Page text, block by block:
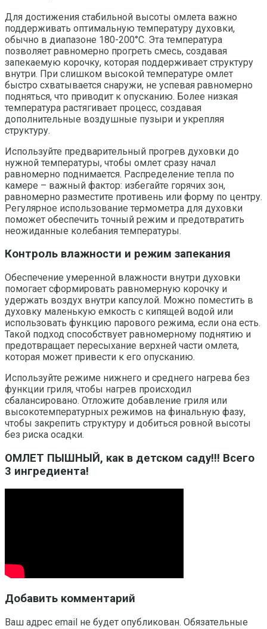
Для достижения стабильной высоты омлета важно
поддерживать оптимальную температуру духовки,
обычно в диапазоне 180-200°C. Эта температура
позволяет равномерно прогреть смесь, создавая
запекаемую корочку, которая поддерживает структуру
внутри. При слишком высокой температуре омлет
быстро схватывается снаружи, не успевая равномерно
подняться, что приводит к опусканию. Более низкая
температура растягивает процесс, создавая
дополнительные воздушные пузыри и укрепляя
структуру.
Используйте предварительный прогрев духовки до
нужной температуры, чтобы омлет сразу начал
равномерно поднимается. Распределение тепла по
камере – важный фактор: избегайте горячих зон,
равномерно разместите противень или форму по центру.
Регулярное использование термометра для духовки
поможет обеспечить точный режим и предотвратить
неожиданные колебания температуры.
Контроль влажности и режим запекания
Обеспечение умеренной влажности внутри духовки
помогает сформировать равномерную корочку и
удержать воздух внутри капсулой. Можно поместить в
духовку маленькую емкость с кипящей водой или
использовать функцию парового режима, если она есть.
Такой подход способствует равномерному поднятию и
предотвращает пересыхание верхней части омлета,
которая может привести к его опусканию.
Используйте режиме нижнего и среднего нагрева без
функции гриля, чтобы нагрев происходил
сбалансировано. Отложите добавление гриля или
высокотемпературных режимов на финальную фазу,
чтобы закрепить структуру и добиться ровной высоты
без риска осадки.
ОМЛЕТ ПЫШНЫЙ, как в детском саду!!! Всего
3 ингредиента!
Добавить комментарий
Ваш адрес email не будет опубликован. Обязательные